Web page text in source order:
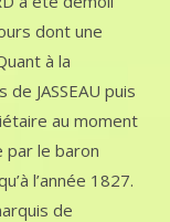
dont une
à la
JASSEAU puis
au moment
par le baron
l’année 1827.
de